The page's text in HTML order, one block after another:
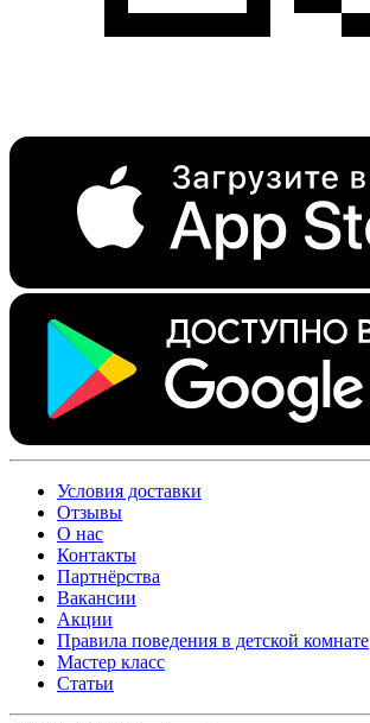
Условия доставки
Отзывы
О нас
Контакты
Партнёрства
Вакансии
Акции
Правила поведения в детской комнате
Мастер класс
Статьи